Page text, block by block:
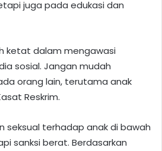
juga pada edukasi dan
ketat dalam mengawasi
sosial. Jangan mudah
orang lain, terutama anak
Reskrim.
seksual terhadap anak di bawah
sanksi berat. Berdasarkan